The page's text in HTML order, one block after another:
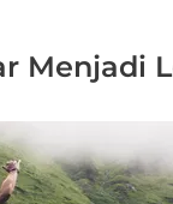
Menjadi